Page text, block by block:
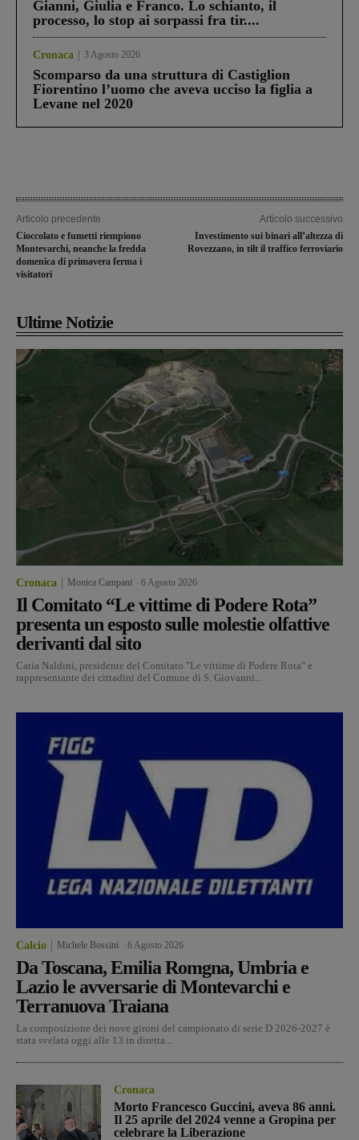
Gianni, Giulia e Franco. Lo schianto, il
processo, lo stop ai sorpassi fra tir....
Cronaca 3 Agosto 2026
Scomparso da una struttura di Castiglion
Fiorentino l’uomo che aveva ucciso la figlia a
Levane nel 2020
Articolo precedente
Cioccolato e fumetti riempiono
Montevarchi, neanche la fredda
domenica di primavera ferma i
visitatori
Articolo successivo
Investimento sui binari all’altezza di
Rovezzano, in tilt il traffico ferroviario
Ultime Notizie
Cronaca Monica Campani 6 Agosto 2026
Il Comitato “Le vittime di Podere Rota”
presenta un esposto sulle molestie olfattive
derivanti dal sito
Catia Naldini, presidente del Comitato "Le vittime di Podere Rota" e
rappresentante dei cittadini del Comune di S. Giovanni...
Calcio Michele Bossini 6 Agosto 2026
Da Toscana, Emilia Romgna, Umbria e
Lazio le avversarie di Montevarchi e
Terranuova Traiana
La composizione dei nove gironi del campionato di serie D 2026-2027 è
stata svelata oggi alle 13 in diretta...
Cronaca
Morto Francesco Guccini, aveva 86 anni.
Il 25 aprile del 2024 venne a Gropina per
celebrare la Liberazione